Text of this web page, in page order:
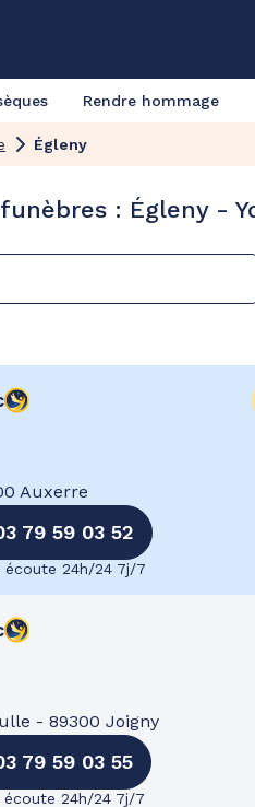
Rendre hommage
Égleny
: Égleny -
Auxerre
79 59 03 52
écoute 24h/24 7j/7
- 89300 Joigny
79 59 03 55
écoute 24h/24 7j/7